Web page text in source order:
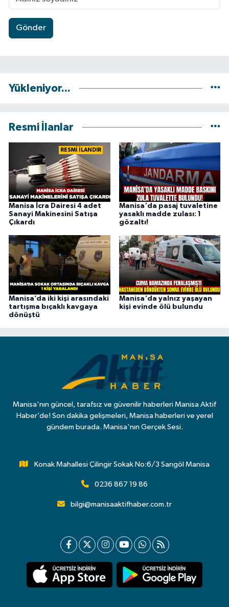
Gönder
Yükleniyor...
Resmi İlanlar
RESMİ İLANDIR
Manisa İcra Dairesi 4 adet
Sanayi Makinesini Satışa
Çıkardı
Manisa'da pasaj tuvaletine
yasaklı madde zulası: 1
gözaltı!
Manisa’da iki kişi arasındaki
tartışma bıçaklı kavgaya
dönüştü
Manisa'da yalnız yaşayan
kişi evinde ölü bulundu
Manisa'nın güncel, tarafsız ve güvenilir haberleri Manisa Aktif
Haber’de! Son dakika gelişmeleri, Manisa haberleri ve yerel
gündem burada. Manisa'nın Gerçek Sesi.
Konak Mahallesi Çilingir Sokak No:6/3 Sarıgöl Manisa
0236 867 19 86
bilgi@manisaaktifhaber.com.tr